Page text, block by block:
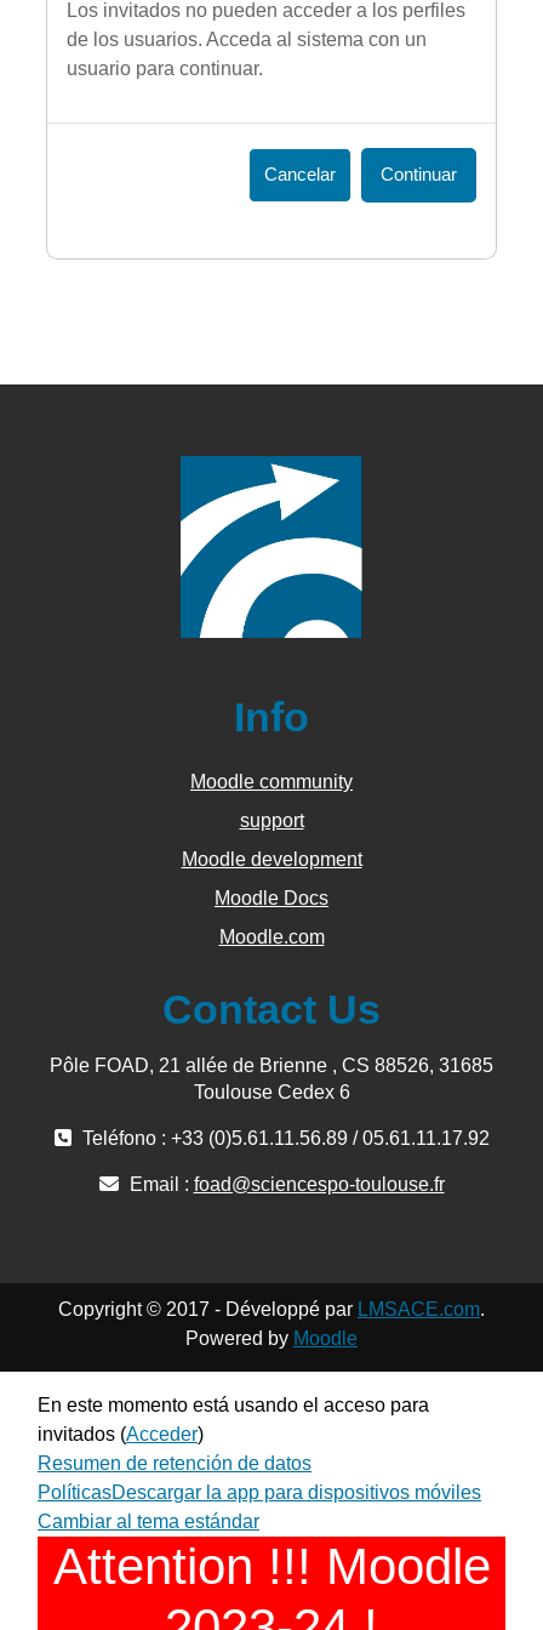
Los invitados no pueden acceder a los perfiles
de los usuarios. Acceda al sistema con un
usuario para continuar.
Cancelar Continuar
Info
Moodle community
support
Moodle development
Moodle Docs
Moodle.com
Contact Us
Pôle FOAD, 21 allée de Brienne , CS 88526, 31685
Toulouse Cedex 6
Teléfono : +33 (0)5.61.11.56.89 / 05.61.11.17.92
Email : foad@sciencespo-toulouse.fr
Copyright © 2017 - Développé par LMSACE.com.
Powered by Moodle
En este momento está usando el acceso para
invitados (Acceder)
Resumen de retención de datos
PolíticasDescargar la app para dispositivos móviles
Cambiar al tema estándar
Attention !!! Moodle